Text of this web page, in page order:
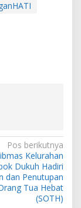
Pos berikutnya
Kelurahan
Dukuh Hadiri
dan Penutupan
Tua Hebat
(SOTH)